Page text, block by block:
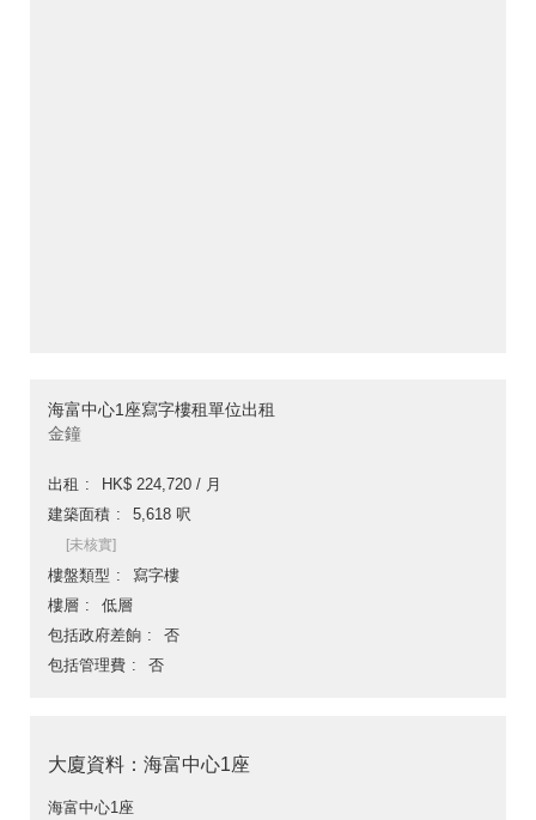
海富中心1座寫字樓租單位出租
金鐘
出租
HK$ 224,720 / 月
建築面積
5,618 呎
[未核實]
樓盤類型
寫字樓
樓層
低層
包括政府差餉
否
包括管理費
否
大廈資料：海富中心1座
海富中心1座